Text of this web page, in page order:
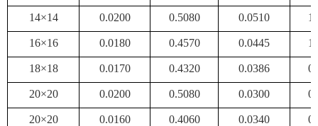
14×14 0.0200 0.5080 0.0510
16×16 0.0180 0.4570 0.0445
18×18 0.0170 0.4320 0.0386
20×20 0.0200 0.5080 0.0300
20×20 0.0160 0.4060 0.0340